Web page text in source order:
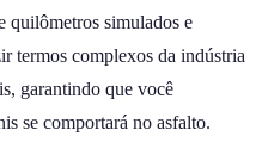
quilômetros simulados e
termos complexos da indústria
garantindo que você
se comportará no asfalto.